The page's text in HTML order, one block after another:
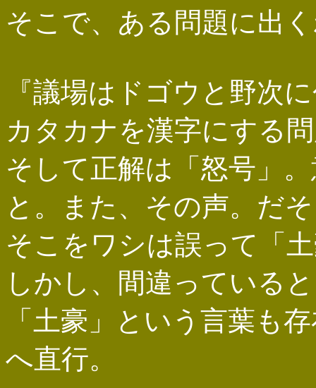
そこで、ある問題に出
『議場はドゴウと野次
カタカナを漢字にする
そして正解は「怒号」
と。また、その声。だ
そこをワシは誤って「
しかし、間違っている
「土豪」という言葉も
へ直行。